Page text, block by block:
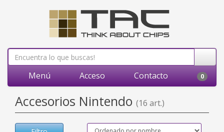
Menú Acceso Contacto 0
Accesorios Nintendo (16 art.)